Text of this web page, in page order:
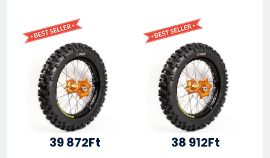
39 872Ft 38 912Ft